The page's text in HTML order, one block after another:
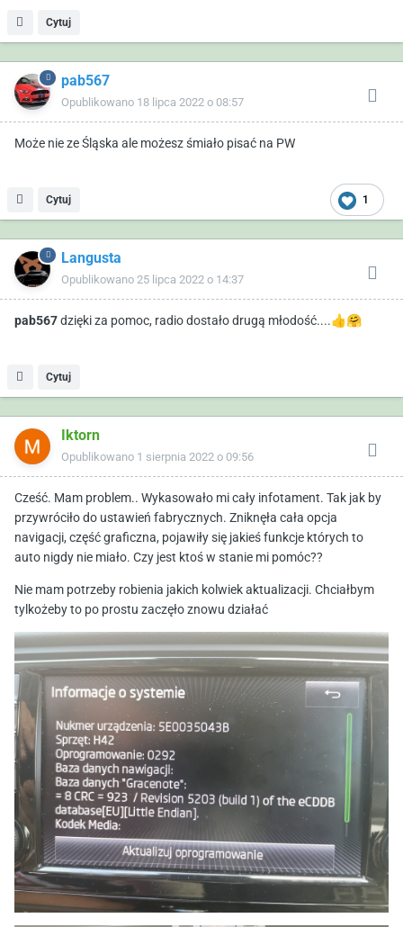
Cytuj
pab567
Opublikowano 18 lipca 2022 o 08:57
Może nie ze Śląska ale możesz śmiało pisać na PW
1
Cytuj
Langusta
Opublikowano 25 lipca 2022 o 14:37
pab567dzięki za pomoc, radio dostało drugą młodość....👍🤗
Cytuj
Iktorn
Opublikowano 1 sierpnia 2022 o 09:56
Cześć. Mam problem.. Wykasowało mi cały infotament. Tak jak by
przywróciło do ustawień fabrycznych. Zniknęła cała opcja
navigacji, część graficzna, pojawiły się jakieś funkcje których to
auto nigdy nie miało. Czy jest ktoś w stanie mi pomóc??
Nie mam potrzeby robienia jakich kolwiek aktualizacji. Chciałbym
tylkożeby to po prostu zaczęło znowu działać